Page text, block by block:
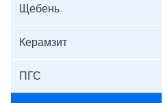
Щебень
Керамзит
ПГС